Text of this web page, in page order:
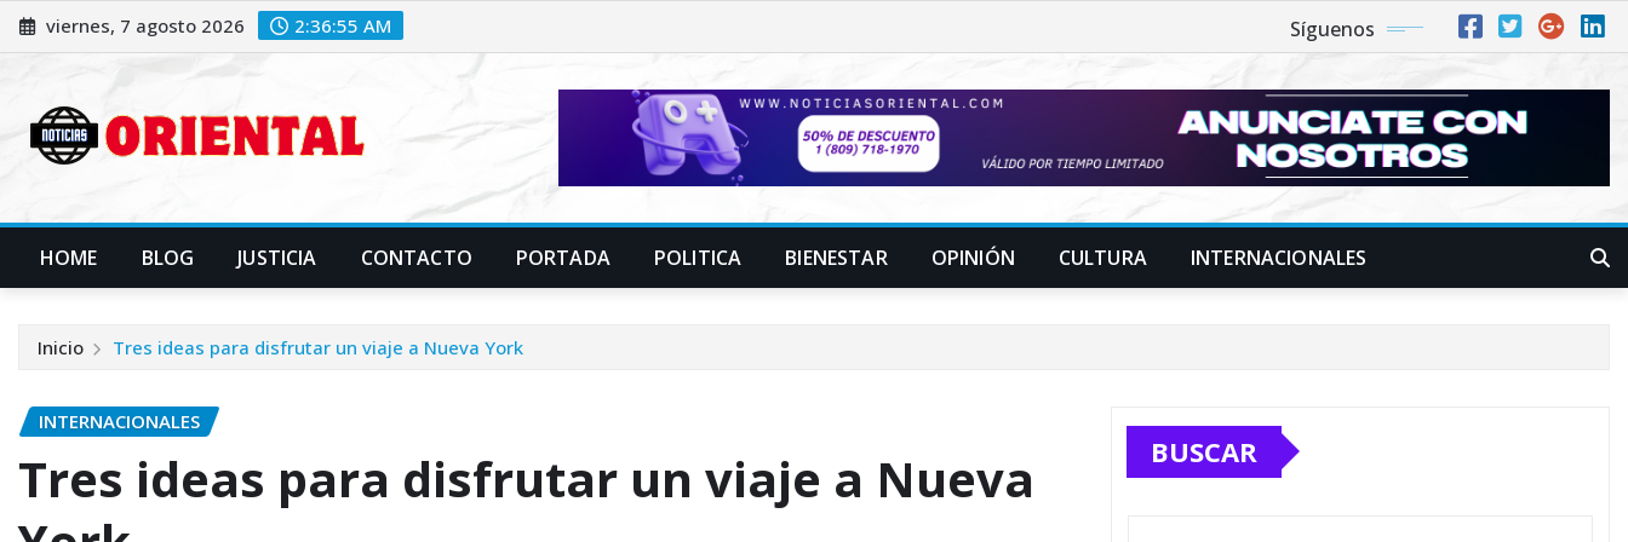
Saltar
al
viernes, 7 agosto 2026 2:36:56 AM Síguenos
HOME BLOG JUSTICIA CONTACTO PORTADA POLITICA BIENESTAR OPINIÓN CULTURA INTERNACIONALES
Inicio Tres ideas para disfrutar un viaje a Nueva York
INTERNACIONALES
Tres ideas para disfrutar un viaje a Nueva
BUSCAR